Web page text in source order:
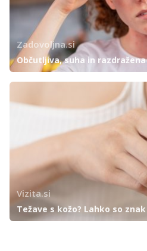
Zadovoljna.si
Občutljiva, suha in
Vizita.si
Težave s kožo? Lahko so